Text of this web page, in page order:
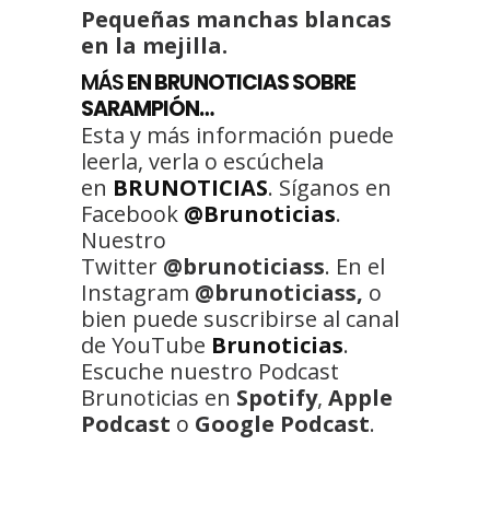
Pequeñas manchas blancas
en la mejilla.
MÁSEN BRUNOTICIAS SOBRE
SARAMPIÓN…
Esta y más información puede
leerla, verla o escúchela
en BRUNOTICIAS. Síganos en
Facebook @Brunoticias.
Nuestro
Twitter @brunoticiass. En el
Instagram @brunoticiass, o
bien puede suscribirse al canal
de YouTube Brunoticias.
Escuche nuestro Podcast
Brunoticias en Spotify, Apple
Podcast o Google Podcast.